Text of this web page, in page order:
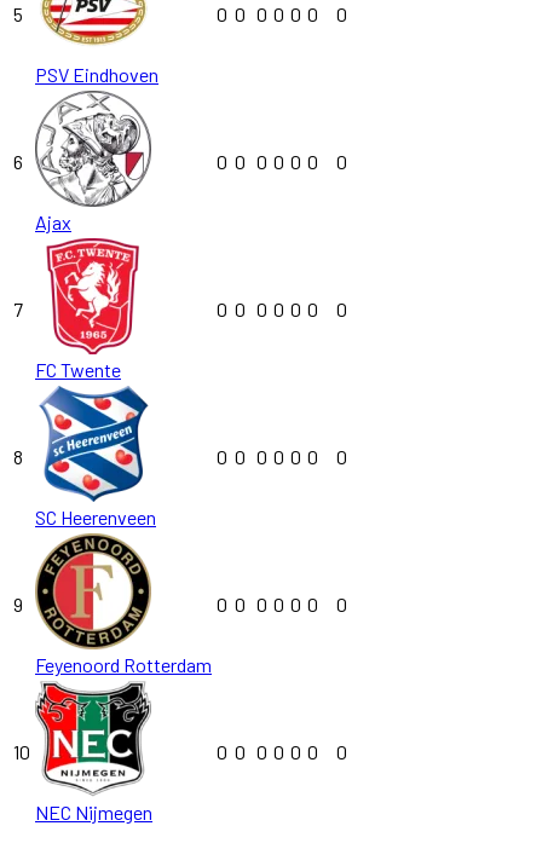
5
PSV Eindhoven
0 0 0 0 0 0 0
6
Ajax
0 0 0 0 0 0 0
7
FC Twente
0 0 0 0 0 0 0
8
SC Heerenveen
0 0 0 0 0 0 0
9
Feyenoord Rotterdam
0 0 0 0 0 0 0
10
NEC Nijmegen
0 0 0 0 0 0 0